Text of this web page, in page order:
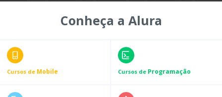
Conheça a Alura
Cursos de Mobile Cursos de Programação